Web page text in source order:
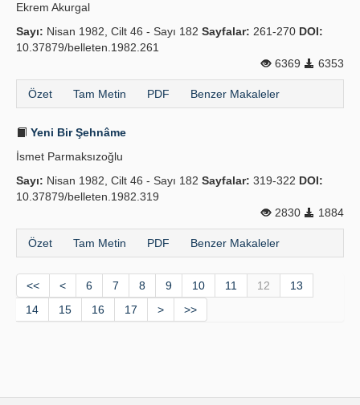
Ekrem Akurgal
Sayı: Nisan 1982, Cilt 46 - Sayı 182 Sayfalar: 261-270 DOI:
10.37879/belleten.1982.261
6369
6353
Özet Tam Metin PDF Benzer Makaleler
Yeni Bir Şehnâme
İsmet Parmaksızoğlu
Sayı: Nisan 1982, Cilt 46 - Sayı 182 Sayfalar: 319-322 DOI:
10.37879/belleten.1982.319
2830
1884
Özet Tam Metin PDF Benzer Makaleler
<< < 6 7 8 9 10 11 12
13
14
15 16 17 > >>